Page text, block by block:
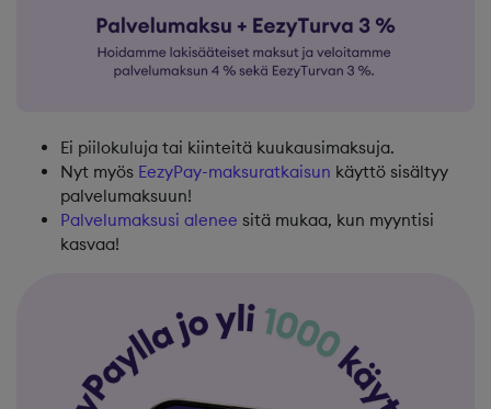
Ei piilokuluja tai kiinteitä kuukausimaksuja.
Nyt myös EezyPay-maksuratkaisun käyttö sisältyy
palvelumaksuun!
Palvelumaksusi alenee sitä mukaa, kun myyntisi
kasvaa!